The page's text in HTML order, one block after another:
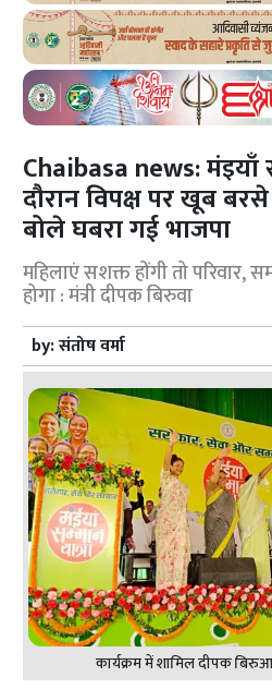
Chaibasa news: मंइयाँ
दौरान विपक्ष पर खूब
बोले घबरा गई भाजपा
महिलाएं सशक्त होंगी तो परिवार,
होगा : मंत्री दीपक बिरुवा
by:संतोष वर्मा
कार्यक्रम में शामिल दीपक